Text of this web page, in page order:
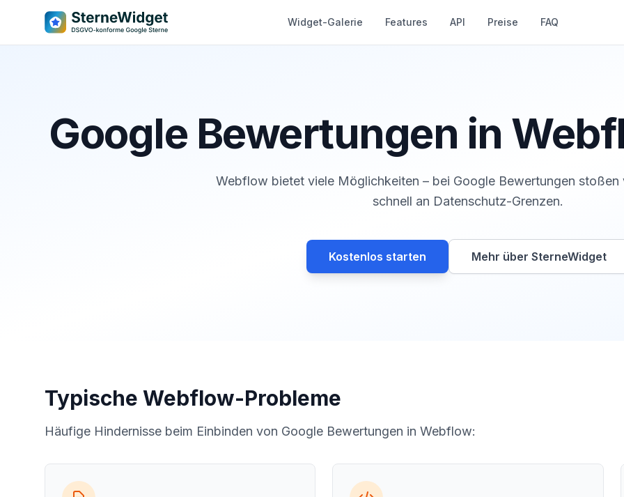
Widget-Galerie Features API Preise FAQ
Google Bewertungen in
Webflow bietet viele Möglichkeiten – bei Google Bewertungen stoßen
schnell an Datenschutz-Grenzen.
Kostenlos starten Mehr über SterneWidget
Typische Webflow-Probleme
Häufige Hindernisse beim Einbinden von Google Bewertungen in Webflow: